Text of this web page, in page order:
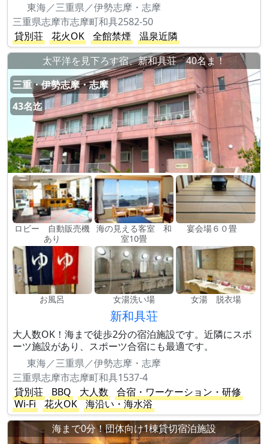
東海／三重県／伊勢志摩・志摩
三重県志摩市志摩町和具2582-50
貸別荘
花火OK 全館禁煙
温泉近隣
太平洋を見下ろす宿、新和具荘 40名ま！
三重・伊勢志摩・志摩
43名迄
ロビー 自動販売機
あり
海の見える客室 和
室10畳
宴会場６０畳
お風呂 女湯洗い場 女湯 脱衣場
新和具荘
大人数OK！海まで徒歩2分の宿泊施設です。近隣にスポ
ーツ施設があり、スポーツ合宿にも最適です。
東海／三重県／伊勢志摩・志摩
三重県志摩市志摩町和具1537-4
貸別荘
BBQ 大人数
合宿・ワーケーション・研修
Wi-Fi
花火OK
海沿い・海水浴
海まで0分！団体向け1棟貸切宿泊施設